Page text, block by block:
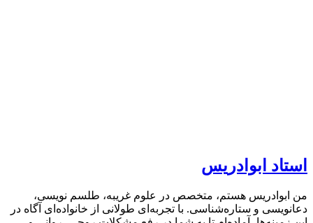
استاد ابوادریس
من ابوادریس هستم، متخصص در علوم غریبه، طلسم نویسی،
دعانویسی و ستاره‌شناسی. با تجربه‌ای طولانی از خانواده‌ای آگاه در